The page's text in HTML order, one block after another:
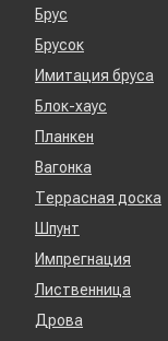
Брус
Брусок
Имитация бруса
Блок-хаус
Планкен
Вагонка
Террасная доска
Шпунт
Импрегнация
Лиственница
Дрова